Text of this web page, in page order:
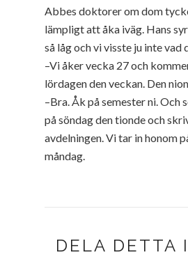
Abbes doktorer om dom
lämpligt att åka iväg. Hans
så låg och vi visste ju inte vad
–Vi åker vecka 27 och
lördagen den veckan. Den
–Bra. Åk på semester ni. Och
på söndag den tionde och
avdelningen. Vi tar in honom
måndag.
DELA DETTA